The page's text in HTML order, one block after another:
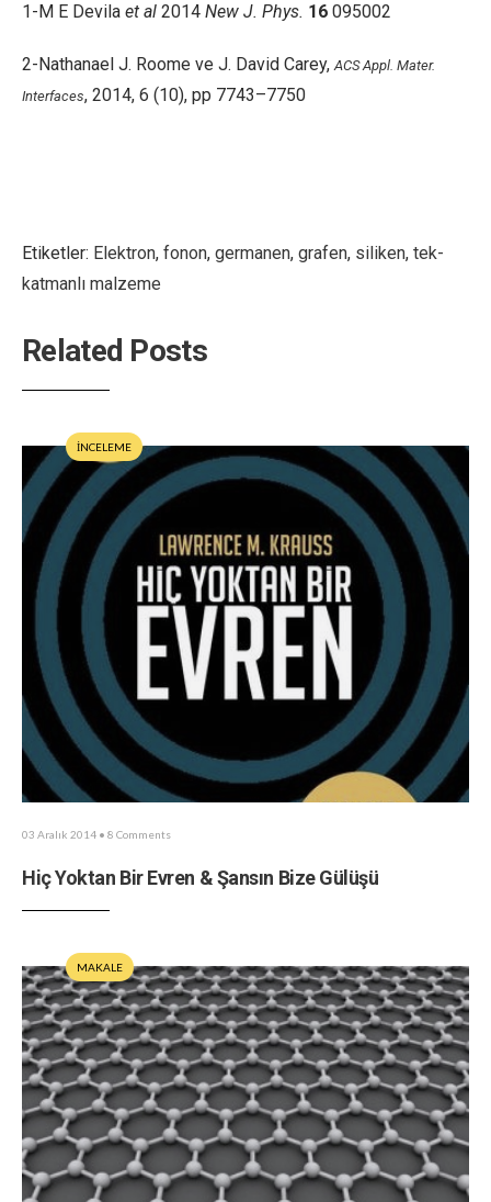
1-M E Devila et al 2014 New J. Phys. 16 095002
2-Nathanael J. Roome ve J. David Carey,ACS Appl. Mater.
Interfaces, 2014, 6 (10), pp 7743–7750
Etiketler: Elektron, fonon, germanen, grafen, siliken, tek-
katmanlı malzeme
Related Posts
İNCELEME
03 Aralık 2014 • 8 Comments
Hiç Yoktan Bir Evren & Şansın Bize Gülüşü
MAKALE